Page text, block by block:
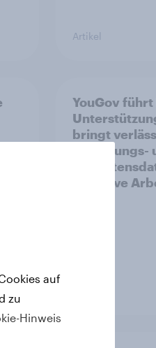
Artikel
YouGov führt
bringt
Befragungs-
KI-native
auf
zu
Hinweis